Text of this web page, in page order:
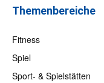
Themenbereiche
Fitness
Spiel
Sport- & Spielstätten